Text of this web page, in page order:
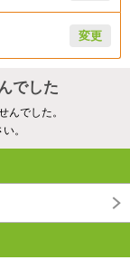
変更
でした
んでした。
。